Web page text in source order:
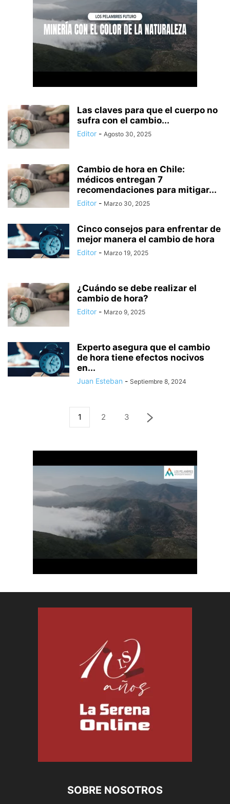
Las claves para que el cuerpo no
sufra con el cambio...
Editor - Agosto 30, 2025
Cambio de hora en Chile:
médicos entregan 7
recomendaciones para mitigar...
Editor - Marzo 30, 2025
Cinco consejos para enfrentar de
mejor manera el cambio de hora
Editor - Marzo 19, 2025
¿Cuándo se debe realizar el
cambio de hora?
Editor - Marzo 9, 2025
Experto asegura que el cambio
de hora tiene efectos nocivos
en...
Juan Esteban - Septiembre 8, 2024
1 2 3
SOBRE NOSOTROS